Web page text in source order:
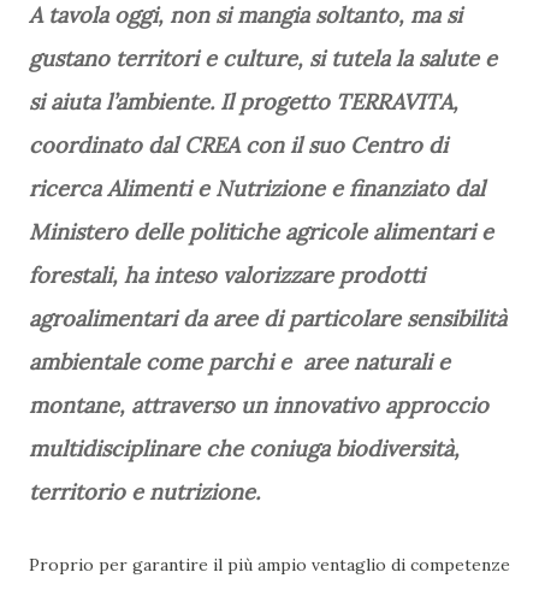
A tavola oggi, non si mangia soltanto, ma si
gustano territori e culture, si tutela la salute e
si aiuta l’ambiente. Il progetto TERRAVITA,
coordinato dal CREA con il suo Centro di
ricerca Alimenti e Nutrizione e finanziato dal
Ministero delle politiche agricole alimentari e
forestali, ha inteso valorizzare prodotti
agroalimentari da aree di particolare sensibilità
ambientale come parchi e aree naturali e
montane, attraverso un innovativo approccio
multidisciplinare che coniuga biodiversità,
territorio e nutrizione.
Proprio per garantire il più ampio ventaglio di competenze